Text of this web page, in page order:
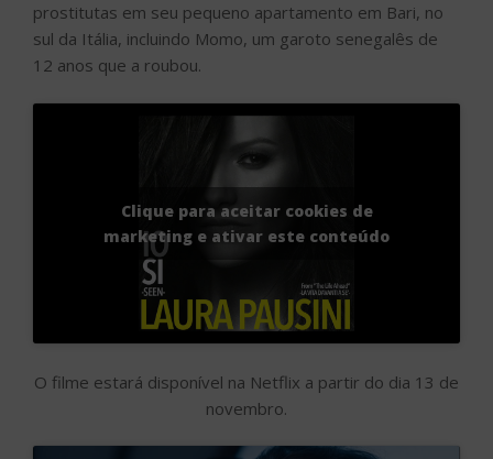
prostitutas em seu pequeno apartamento em Bari, no
sul da Itália, incluindo Momo, um garoto senegalês de
12 anos que a roubou.
Clique para aceitar cookies de
marketing e ativar este conteúdo
O filme estará disponível na Netflix a partir do dia 13 de
novembro.